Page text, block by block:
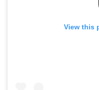
View this